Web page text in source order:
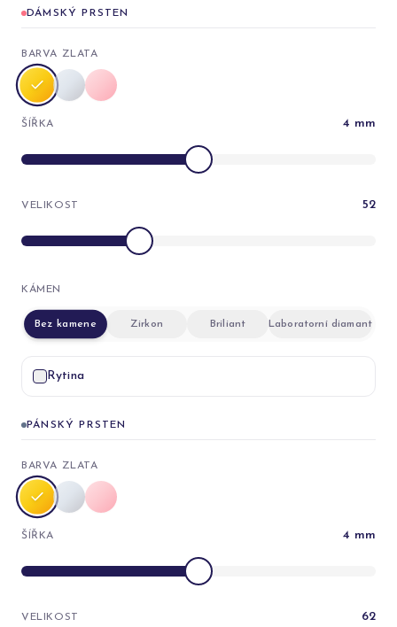
DÁMSKÝ PRSTEN
BARVA ZLATA
ŠÍŘKA 4 mm
VELIKOST 52
KÁMEN
Bez kamene Zirkon Briliant Laboratorní diamant
Rytina
PÁNSKÝ PRSTEN
BARVA ZLATA
ŠÍŘKA 4 mm
VELIKOST 62